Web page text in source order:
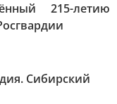
215-летию
Сибирский